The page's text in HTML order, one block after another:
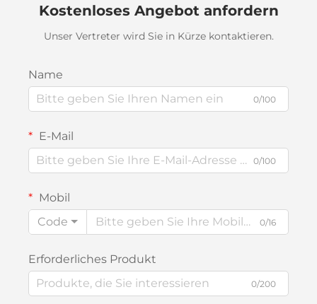
Kostenloses Angebot anfordern
Unser Vertreter wird Sie in Kürze kontaktieren.
Name
0/100
E-Mail
0/100
Mobil
Code
0/16
Erforderliches Produkt
0/200